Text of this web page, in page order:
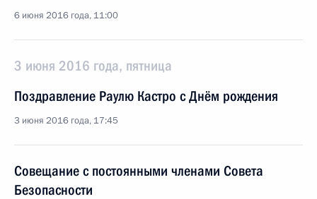
6 июня 2016 года, 11:00
3 июня 2016 года, пятница
Поздравление Раулю Кастро с Днём рождения
3 июня 2016 года, 17:45
Совещание с постоянными членами Совета
Безопасности